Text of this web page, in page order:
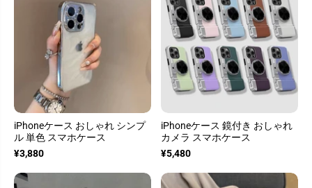
iPhoneケース おしゃれ シンプ
ル 単色 スマホケース
¥3,880
iPhoneケース 鏡付き おしゃれ
カメラ スマホケース
¥5,480